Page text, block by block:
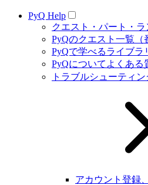
PyQ Help
クエスト・パート・
PyQのクエスト一覧（
PyQで学べるライブラ
PyQについてよくある
トラブルシューティン
アカウント登録